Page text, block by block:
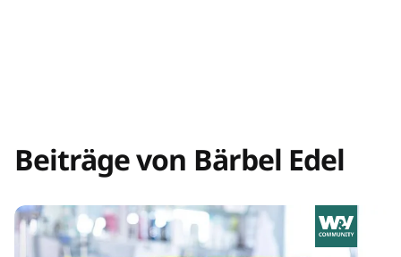
Beiträge von Bärbel Edel